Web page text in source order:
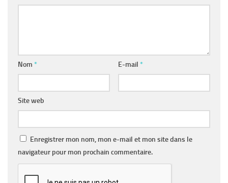
Nom * E-mail *
Site web
Enregistrer mon nom, mon e-mail et mon site dans le
navigateur pour mon prochain commentaire.